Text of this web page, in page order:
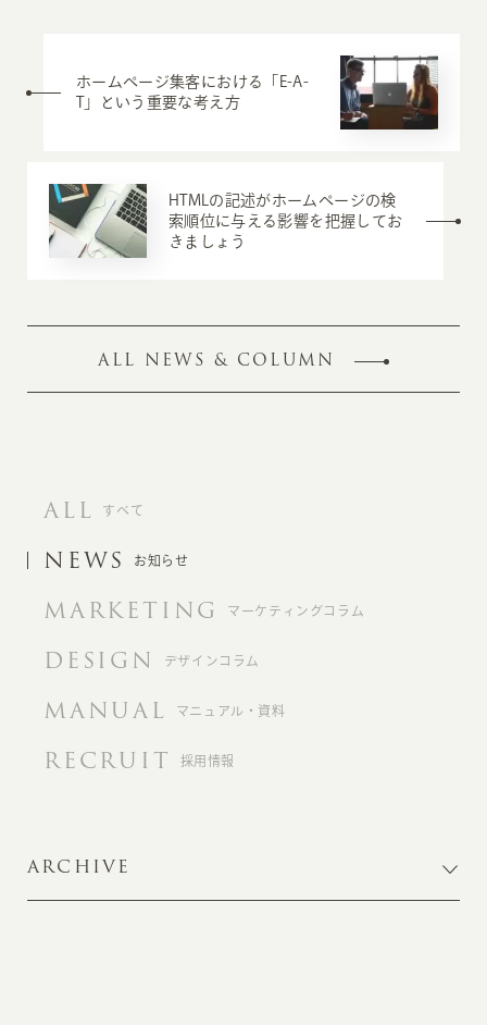
ホームページ集客における「E-A-
T」という重要な考え方
HTMLの記述がホームページの検
索順位に与える影響を把握してお
きましょう
ALL NEWS & COLUMN
ALL すべて
NEWS お知らせ
MARKETING マーケティングコラム
DESIGN デザインコラム
MANUAL マニュアル・資料
RECRUIT 採用情報
ARCHIVE